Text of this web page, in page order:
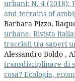
urbani: N. 4 (2018):
and terrains of
Barbara Pizzo,
urbane. Rivista
tracciati tra saperi
Alessandro Boldo ,
transdisciplinare di
cosa? Ecologia,